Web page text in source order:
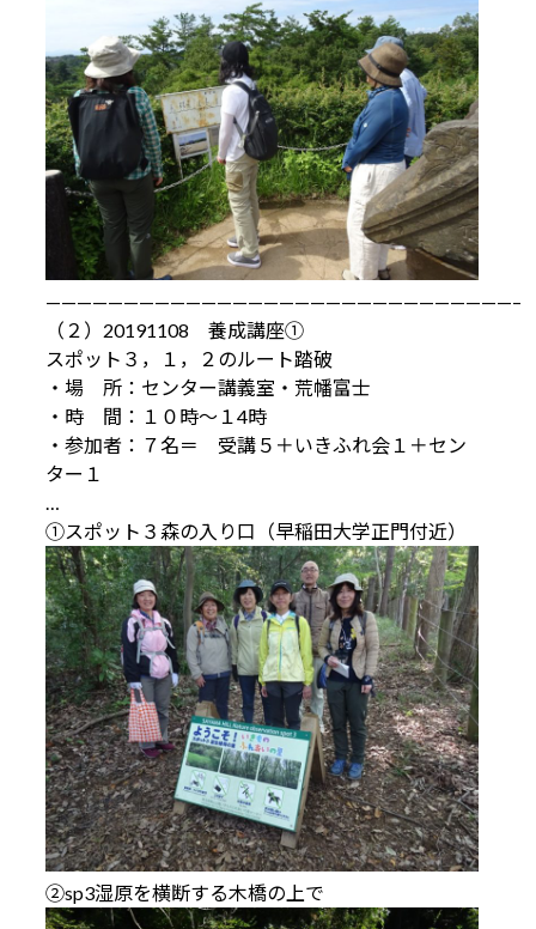
——————————————————————————————–
（２）20191108 養成講座①
スポット３，１，２のルート踏破
・場 所：センター講義室・荒幡富士
・時 間：１０時～１4時
・参加者：７名＝ 受講５＋いきふれ会１＋セン
ター１
…
①スポット３森の入り口（早稲田大学正門付近）
②sp3湿原を横断する木橋の上で